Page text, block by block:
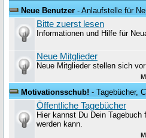
Neue Benutzer - Anlaufstelle für
Bitte zuerst lesen
Informationen und Hilfe für
Neue Mitglieder
Neue Mitglieder stellen sich vor
Motivationsschub! - Tagebücher,
Öffentliche Tagebücher
Hier kannst Du Dein
werden kann.